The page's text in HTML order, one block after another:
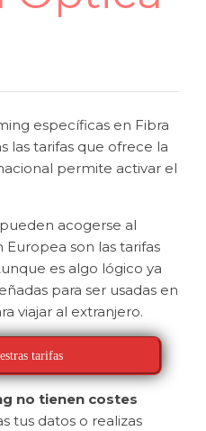
específicas en Fibra
las tarifas que ofrece la
permite activar el
acogerse al
son las tarifas
es algo lógico ya
para ser usadas en
viajar al extranjero.
tarifas
no tienen costes
tus datos o realizas